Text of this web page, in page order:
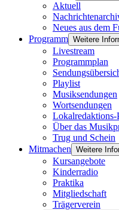
Aktuell
Neues aus dem
Programm Weitere
Livestream
Programmplan
Playlist
Musiksendungen
Wortsendungen
Lokalredaktions-
Über das
Trug und Schein
Mitmachen Weitere
Kursangebote
Kinderradio
Praktika
Mitgliedschaft
Trägerverein